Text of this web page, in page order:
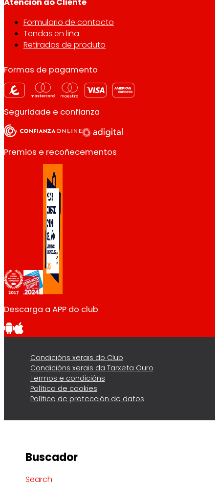
Formulario de contacto
Tendas en liña
Retiradas de produto
Formas de pagamento
Seguridade e confianza
Premios e recoñecementos
Descarga a APP do club
Condicións xerais do Club
Condicións xerais da Tarxeta Ouro
Termos e condicións
Política de cookies
Política de protección de datos
Buscador
Search